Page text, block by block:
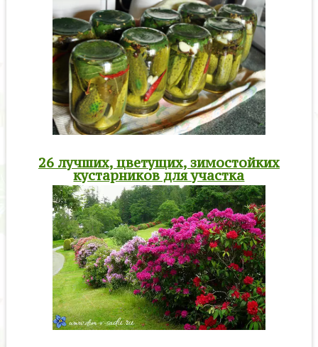
26 лучших, цветущих, зимостойких
кустарников для участка